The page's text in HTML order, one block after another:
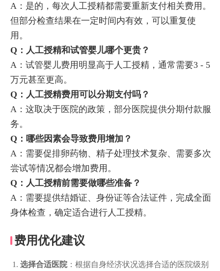
A：是的，每次人工授精都需要重新支付相关费用。
但部分检查结果在一定时间内有效，可以重复使
用。
Q：人工授精和试管婴儿哪个更贵？
A：试管婴儿费用明显高于人工授精，通常需要3 - 5
万元甚至更高。
Q：人工授精费用可以分期支付吗？
A：这取决于医院的政策，部分医院提供分期付款服
务。
Q：哪些因素会导致费用增加？
A：需要促排卵药物、精子处理技术复杂、需要多次
尝试等情况都会增加费用。
Q：人工授精前需要做哪些准备？
A：需要提供结婚证、身份证等合法证件，完成全面
身体检查，确定适合进行人工授精。
费用优化建议
选择合适医院：根据自身经济状况选择合适的医院级别